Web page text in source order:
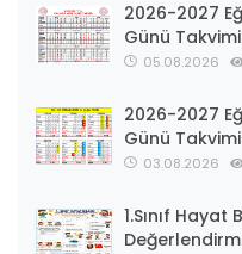
2026-2027
Günü
05.08.2026
2026-2027
Günü
03.08.2026
1.Sınıf Hayat